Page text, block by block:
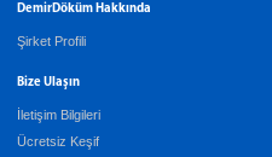
DemirDöküm Hakkında
Şirket Profili
Bize Ulaşın
İletişim Bilgileri
Ücretsiz Keşif